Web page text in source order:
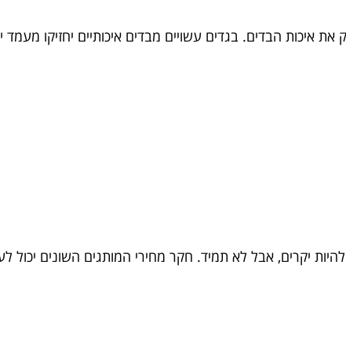
הבדים. בגדים עשויים מבדים איכותיים יחזיקו מעמד
יקרים, אבל לא תמיד. חקר מחירי המותגים השונים יכול